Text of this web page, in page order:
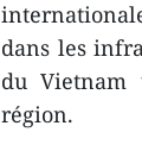
dans les
du Vietnam
région.